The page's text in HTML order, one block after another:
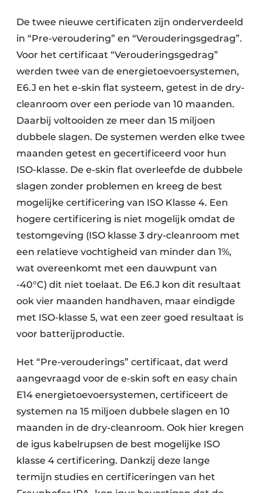
De twee nieuwe certificaten zijn onderverdeeld
in “Pre-veroudering” en “Verouderingsgedrag”.
Voor het certificaat “Verouderingsgedrag”
werden twee van de energietoevoersystemen,
E6.J en het e-skin flat systeem, getest in de dry-
cleanroom over een periode van 10 maanden.
Daarbij voltooiden ze meer dan 15 miljoen
dubbele slagen. De systemen werden elke twee
maanden getest en gecertificeerd voor hun
ISO-klasse. De e-skin flat overleefde de dubbele
slagen zonder problemen en kreeg de best
mogelijke certificering van ISO Klasse 4. Een
hogere certificering is niet mogelijk omdat de
testomgeving (ISO klasse 3 dry-cleanroom met
een relatieve vochtigheid van minder dan 1%,
wat overeenkomt met een dauwpunt van
-40°C) dit niet toelaat. De E6.J kon dit resultaat
ook vier maanden handhaven, maar eindigde
met ISO-klasse 5, wat een zeer goed resultaat is
voor batterijproductie.
Het “Pre-verouderings” certificaat, dat werd
aangevraagd voor de e-skin soft en easy chain
E14 energietoevoersystemen, certificeert de
systemen na 15 miljoen dubbele slagen en 10
maanden in de dry-cleanroom. Ook hier kregen
de igus kabelrupsen de best mogelijke ISO
klasse 4 certificering. Dankzij deze lange
termijn studies en certificeringen van het